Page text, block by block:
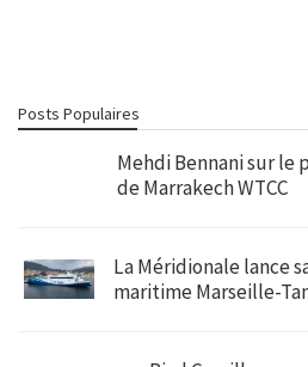
Posts Populaires
Mehdi Bennani sur le
de Marrakech WTCC
La Méridionale lance
maritime Marseille-